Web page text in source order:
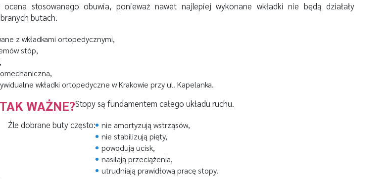
stosowanego obuwia, ponieważ nawet najlepiej wykonane wkładki nie będą działały
butach.
z wkładkami ortopedycznymi,
stóp,
wkładki ortopedyczne w Krakowie przy ul. Kapelanka.
WAŻNE?Stopy są fundamentem całego układu ruchu.
Źle dobrane buty często:
nie amortyzują wstrząsów,
nie stabilizują pięty,
powodują ucisk,
nasilają przeciążenia,
utrudniają prawidłową pracę stopy.